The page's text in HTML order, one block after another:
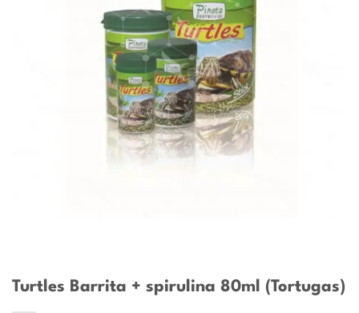
Turtles Barrita + spirulina 80ml (Tortugas)